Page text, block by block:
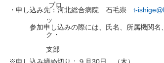
・申し込み先：河北総合病院 石毛崇 t-
参加申し込みの際には、氏名、所属機関名、
※申し込み締め切り：９月30日 （木）
ブロ
ッ
ク・
支部